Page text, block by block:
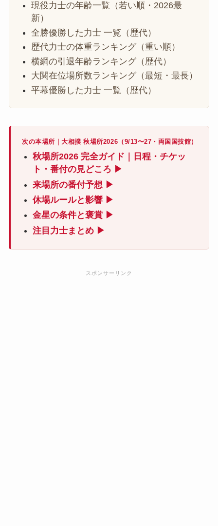
現役力士の年齢一覧（若い順・2026最
新）
全勝優勝した力士 一覧（歴代）
歴代力士の体重ランキング（重い順）
横綱の引退年齢ランキング（歴代）
大関在位場所数ランキング（最短・最長）
平幕優勝した力士 一覧（歴代）
次の本場所｜大相撲 秋場所2026（9/13〜27・両国国技館）
秋場所2026 完全ガイド｜日程・チケッ
ト・番付の見どころ ▶
来場所の番付予想 ▶
休場ルールと影響 ▶
金星の条件と褒賞 ▶
注目力士まとめ ▶
スポンサーリンク